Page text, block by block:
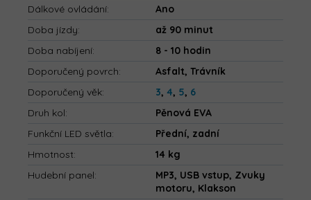
Dálkové ovládání:
Ano
Doba jízdy:
až 90 minut
Doba nabíjení:
8 - 10 hodin
Doporučený povrch:
Asfalt, Trávník
Doporučený věk: 3, 4, 5, 6
Druh kol:
Pěnová EVA
Funkční LED světla:
Přední, zadní
Hmotnost:
14 kg
Hudební panel:
MP3, USB vstup, Zvuky
motoru, Klakson